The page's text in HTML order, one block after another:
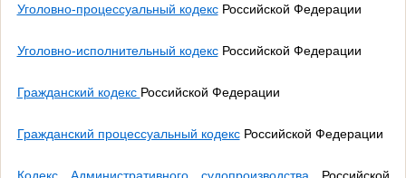
Уголовно-процессуальный кодексРоссийской Федерации
Уголовно-исполнительный кодексРоссийской Федерации
Гражданский кодекс Российской Федерации
Гражданский процессуальный кодексРоссийской Федерации
Кодекс Административного судопроизводства Российской